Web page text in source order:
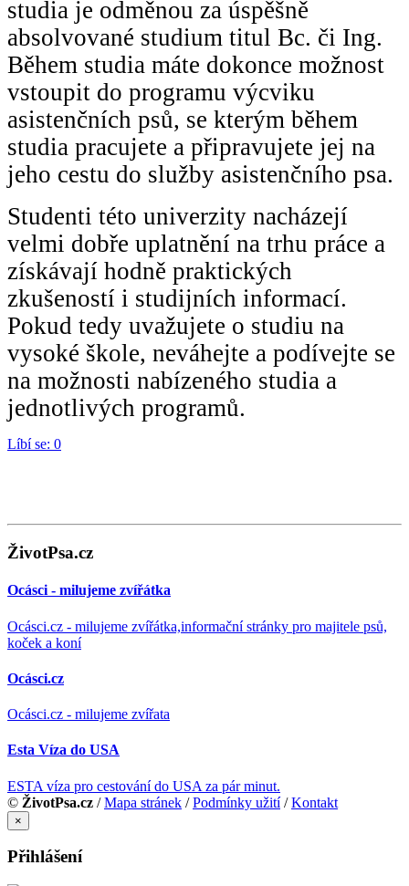
studia je odměnou za úspěšně
absolvované studium titul Bc. či Ing.
Během studia máte dokonce možnost
vstoupit do programu výcviku
asistenčních psů, se kterým během
studia pracujete a připravujete jej na
jeho cestu do služby asistenčního psa.
Studenti této univerzity nacházejí
velmi dobře uplatnění na trhu práce a
získávají hodně praktických
zkušeností i studijních informací.
Pokud tedy uvažujete o studiu na
vysoké škole, neváhejte a podívejte se
na možnosti nabízeného studia a
jednotlivých programů.
Líbí se: 0
ŽivotPsa.cz
Ocásci - milujeme zvířátka
Ocásci.cz - milujeme zvířátka,informační stránky pro majitele psů,
koček a koní
Ocásci.cz
Ocásci.cz - milujeme zvířata
Esta Víza do USA
ESTA víza pro cestování do USA za pár minut.
© ŽivotPsa.cz /Mapa stránek /Podmínky užití/Kontakt
×
Přihlášení